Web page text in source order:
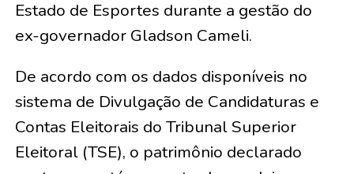
Estado de Esportes durante a gestão do
ex-governador Gladson Cameli.
De acordo com os dados disponíveis no
sistema de Divulgação de Candidaturas e
Contas Eleitorais do Tribunal Superior
Eleitoral (TSE), o patrimônio declarado